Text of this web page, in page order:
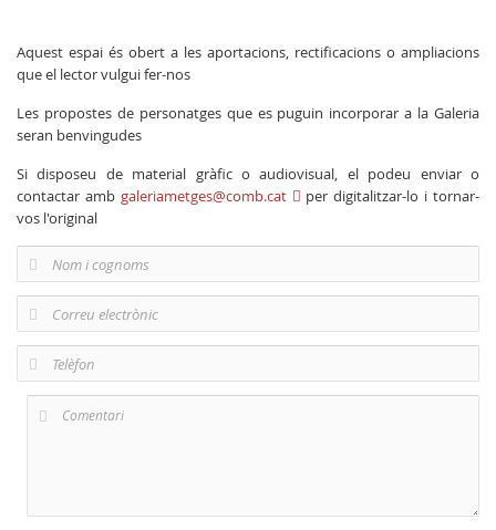
Aquest espai és obert a les aportacions, rectificacions o ampliacions
que el lector vulgui fer-nos
Les propostes de personatges que es puguin incorporar a la Galeria
seran benvingudes
Si disposeu de material gràfic o audiovisual, el podeu enviar o
contactar amb galeriametges@comb.cat
per digitalitzar-lo i tornar-
vos l'original